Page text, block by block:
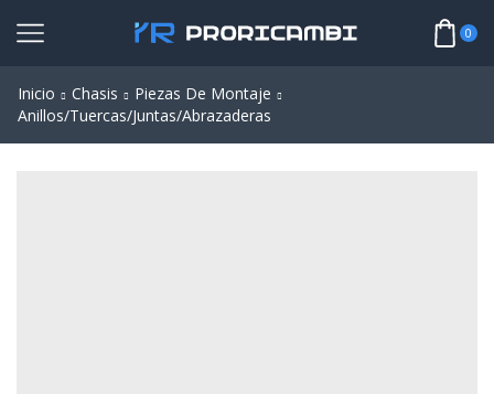
0
Inicio Chasis
Piezas De Montaje
Anillos/Tuercas/Juntas/Abrazaderas